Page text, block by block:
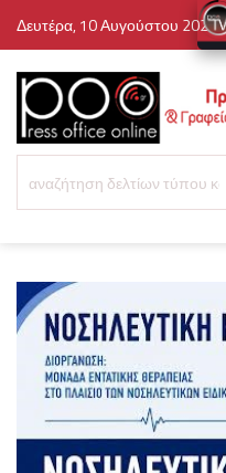
Δευτέρα, 10 Αυγούστου 2026